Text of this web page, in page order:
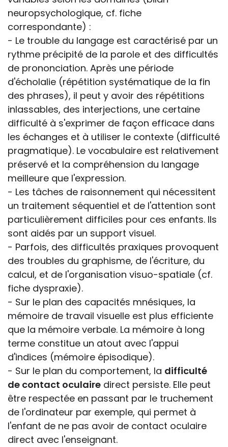
neuropsychologique, cf. fiche
correspondante) :
- Le trouble du langage est caractérisé par un
rythme précipité de la parole et des difficultés
de prononciation. Après une période
d'écholalie (répétition systématique de la fin
des phrases), il peut y avoir des répétitions
inlassables, des interjections, une certaine
difficulté à s'exprimer de façon efficace dans
les échanges et à utiliser le contexte (difficulté
pragmatique). Le vocabulaire est relativement
préservé et la compréhension du langage
meilleure que l'expression.
- Les tâches de raisonnement qui nécessitent
un traitement séquentiel et de l'attention sont
particulièrement difficiles pour ces enfants. Ils
sont aidés par un support visuel.
- Parfois, des difficultés praxiques provoquent
des troubles du graphisme, de l'écriture, du
calcul, et de l'organisation visuo-spatiale (cf.
fiche dyspraxie).
- Sur le plan des capacités mnésiques, la
mémoire de travail visuelle est plus efficiente
que la mémoire verbale. La mémoire à long
terme constitue un atout avec l'appui
d'indices (mémoire épisodique).
- Sur le plan du comportement, la difficulté
de contact oculaire direct persiste. Elle peut
être respectée en passant par le truchement
de l'ordinateur par exemple, qui permet à
l'enfant de ne pas avoir de contact oculaire
direct avec l'enseignant.